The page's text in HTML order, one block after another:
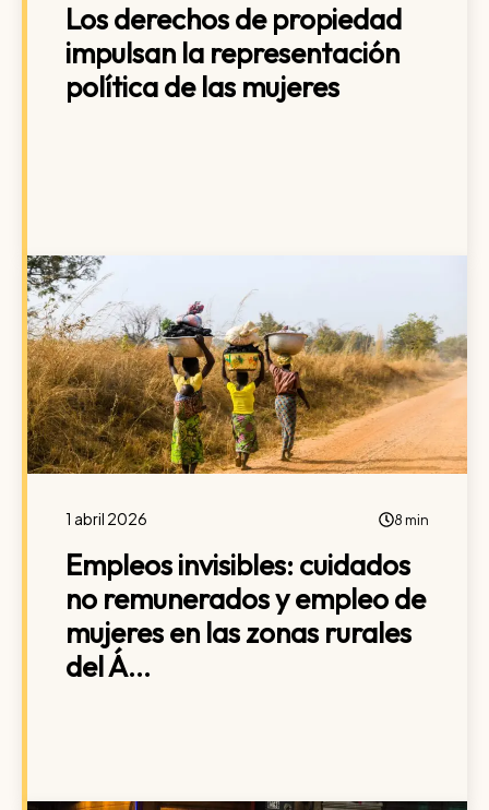
Los derechos de propiedad
impulsan la representación
política de las mujeres
1 abril 2026 8 min
Empleos invisibles: cuidados
no remunerados y empleo de
mujeres en las zonas rurales
del Á...